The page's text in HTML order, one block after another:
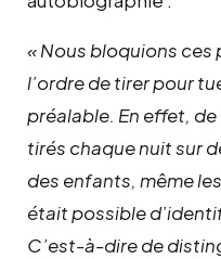
« Nous bloquions ces
l’ordre de tirer pour
préalable. En effet,
tirés chaque nuit sur
des enfants, même
était possible
C’est-à-dire de